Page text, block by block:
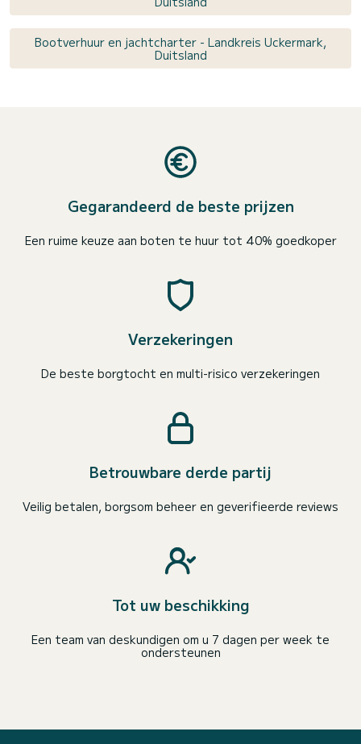
Bootverhuur en jachtcharter - Landkreis Uckermark,
Duitsland
Gegarandeerd de beste prijzen
Een ruime keuze aan boten te huur tot 40% goedkoper
Verzekeringen
De beste borgtocht en multi-risico verzekeringen
Betrouwbare derde partij
Veilig betalen, borgsom beheer en geverifieerde reviews
Tot uw beschikking
Een team van deskundigen om u 7 dagen per week te
ondersteunen